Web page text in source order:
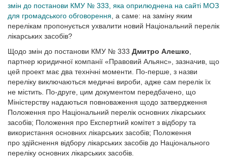
змін до постанови КМУ № 333, яка оприлюднена на сайті МОЗ
для громадського обговорення , а саме: на заміну яким
перелікам пропонується ухвалити новий Національний перелік
лікарських засобів?
Щодо змін до постанови КМУ № 333 Дмитро Алешко
партнер юридичної компанії «Правовий Альянс», зазначив, що
цей проект має два технічні моменти. По-перше, з назви
переліку виключаються медичні вироби, адже сам перелік їх
не містить. По-друге, цим документом передбачено, що
Міністерству надаються повноваження щодо затвердження
Положення про Націо­нальний перелік основних лікарських
засобів; Положення про Експертний комітет з відбору та
використання основних лікарських засобів; Положення
про здійснення відбору лікарських засобів до Національного
переліку основних лікарських засобів.